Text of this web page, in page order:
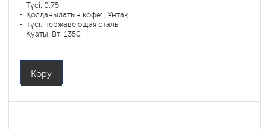
Түсі: 0,75
Қолданылатын кофе: , Ұнтақ
Түсі: нержавеющая сталь
Қуаты, Вт: 1350
Көру